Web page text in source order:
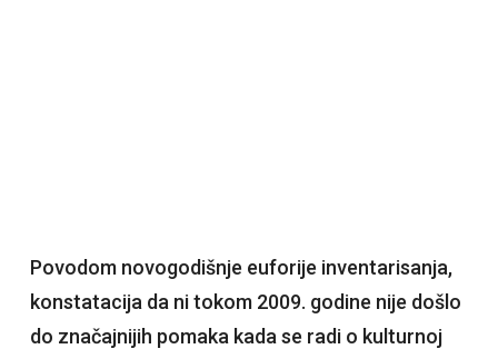
Povodom novogodišnje euforije inventarisanja,
konstatacija da ni tokom 2009. godine nije došlo
do značajnijih pomaka kada se radi o kulturnoj